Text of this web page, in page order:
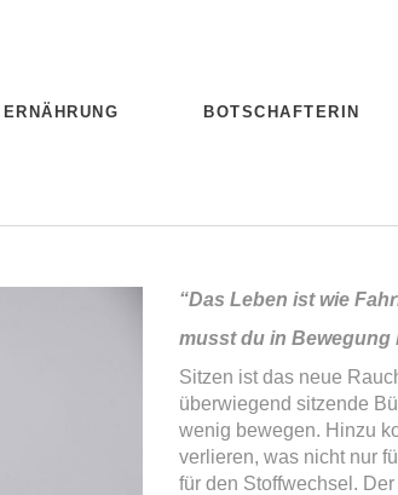
ERNÄHRUNG BOTSCHAFTERIN
“Das Leben ist wie
musst du in Bewegung
Sitzen ist das neue
überwiegend sitzende
wenig bewegen. Hinzu
verlieren, was nicht nur
für den Stoffwechsel.